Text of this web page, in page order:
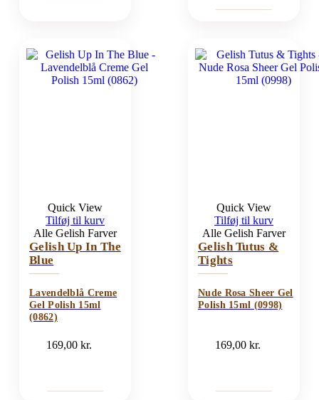
Quick View
Tilføj til kurv
Alle Gelish Farver
Gelish Up In The
Blue
Lavendelblå Creme
Gel Polish 15ml
(0862)
169,00kr.
Quick View
Tilføj til kurv
Alle Gelish Farver
Gelish Tutus &
Tights
Nude Rosa Sheer Gel
Polish 15ml (0998)
169,00kr.